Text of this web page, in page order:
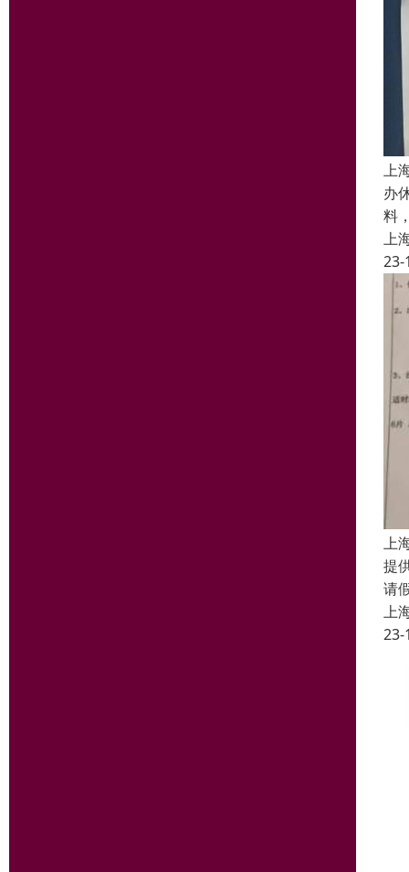
上
办
料
上
23-
上
提
请
上
23-